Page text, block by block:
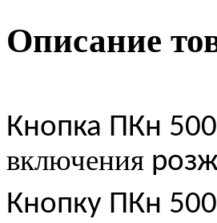
Описание
Кнопка ПКн
включения
Кнопку ПКн